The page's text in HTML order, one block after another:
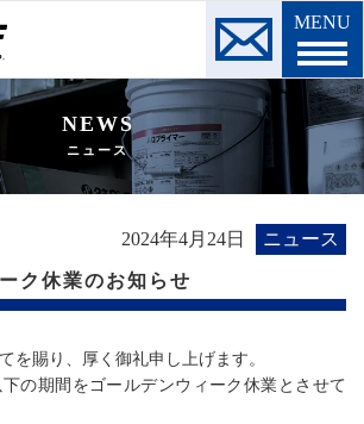
MENU
NEWS
ニュース
2024年4月24日 ニュース
ク休業のお知らせ
を賜り、厚く御礼申し上げます。
の期間をゴールデンウィーク休業とさせて